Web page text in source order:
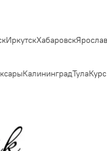
ХабаровскЯрославль
КалининградТулаКурск